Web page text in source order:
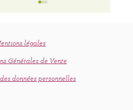
légales
Générales de Vente
données personnelles